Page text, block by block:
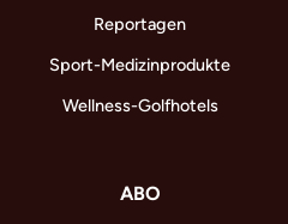
Reportagen
Sport-Medizinprodukte
Wellness-Golfhotels
ABO